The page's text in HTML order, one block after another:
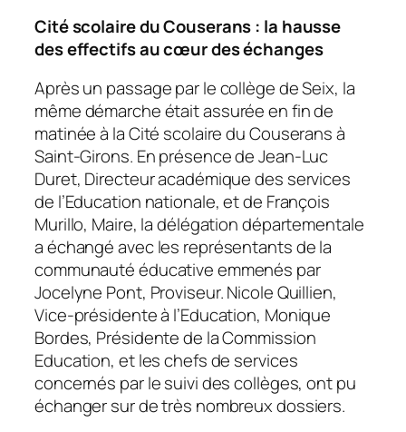
Cité scolaire du Couserans : la hausse
des effectifs au cœur des échanges
Après un passage par le collège de Seix, la
même démarche était assurée en fin de
matinée à la Cité scolaire du Couserans à
Saint-Girons. En présence de Jean-Luc
Duret, Directeur académique des services
de l’Education nationale, et de François
Murillo, Maire, la délégation départementale
a échangé avec les représentants de la
communauté éducative emmenés par
Jocelyne Pont, Proviseur. Nicole Quillien,
Vice-présidente à l’Education, Monique
Bordes, Présidente de la Commission
Education, et les chefs de services
concernés par le suivi des collèges, ont pu
échanger sur de très nombreux dossiers.